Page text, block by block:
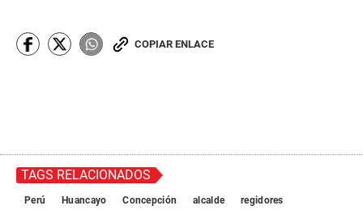
COPIAR ENLACE
TAGS RELACIONADOS
Perú Huancayo Concepción alcalde
regidores